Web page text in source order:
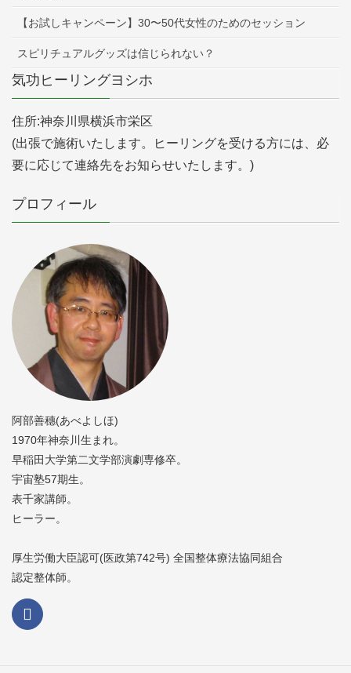
【お試しキャンペーン】30〜50代女性のためのセッション
スピリチュアルグッズは信じられない？
気功ヒーリングヨシホ
住所:神奈川県横浜市栄区
(出張で施術いたします。ヒーリングを受ける方には、必
要に応じて連絡先をお知らせいたします。)
プロフィール
阿部善穗(あべよしほ)
1970年神奈川生まれ。
早稲田大学第二文学部演劇専修卒。
宇宙塾57期生。
表千家講師。
ヒーラー。
厚生労働大臣認可(医政第742号) 全国整体療法協同組合
認定整体師。